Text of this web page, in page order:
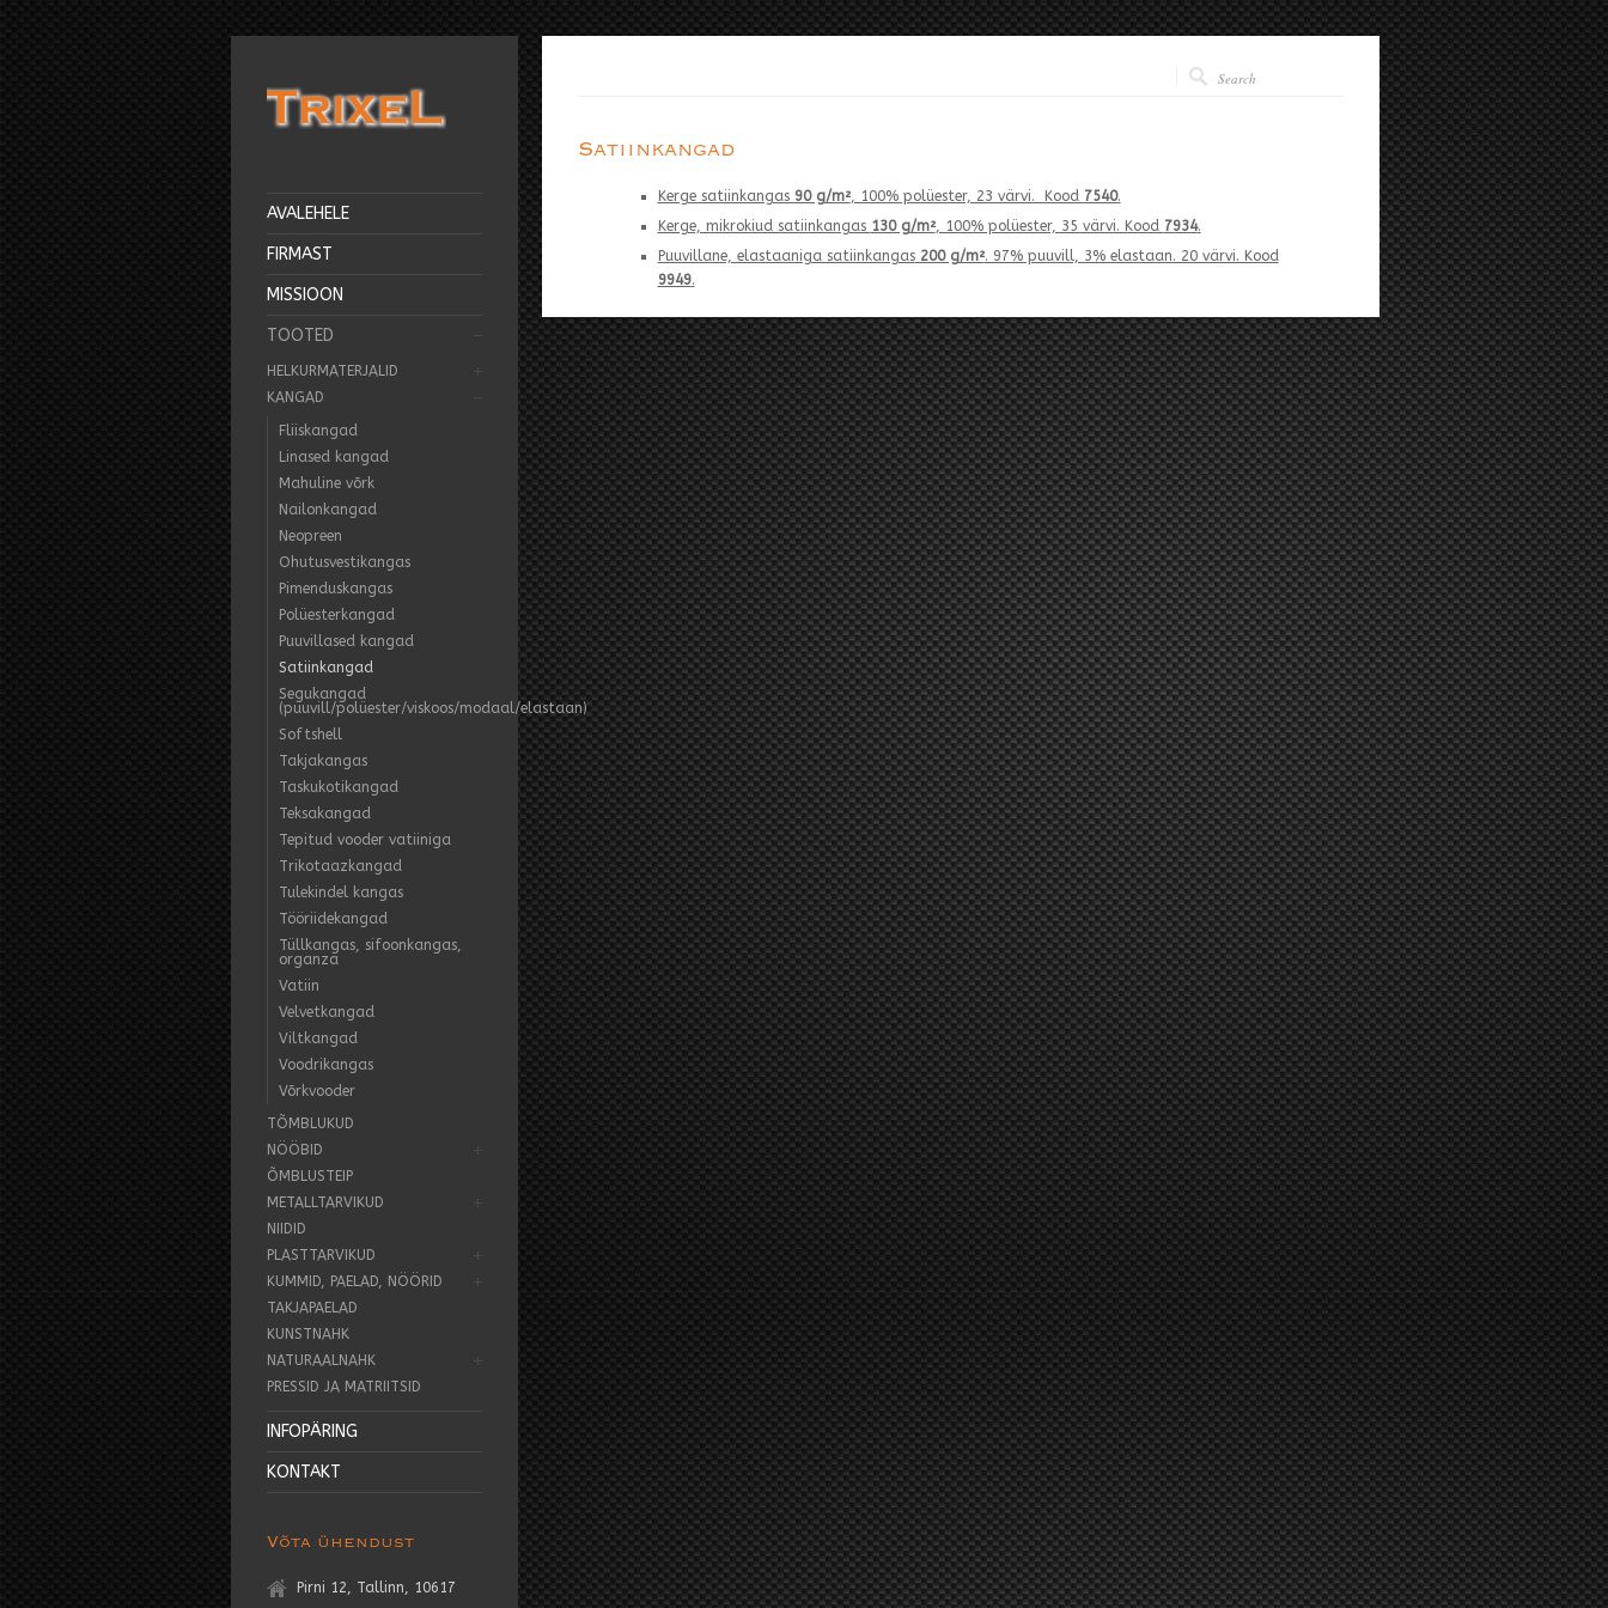
Satiinkangad
Kerge satiinkangas 90 g/m², 100% polüester, 23 värvi. Kood 7540.
Kerge, mikrokiud satiinkangas 130 g/m², 100% polüester, 35 värvi. Kood 7934.
Puuvillane, elastaaniga satiinkangas200 g/m². 97% puuvill, 3% elastaan. 20 värvi. Kood
9949.
AVALEHELE
FIRMAST
MISSIOON
TOOTED
HELKURMATERJALID
KANGAD
Fliiskangad
Linased kangad
Mahuline võrk
Nailonkangad
Neopreen
Ohutusvestikangas
Pimenduskangas
Polüesterkangad
Puuvillased kangad
Satiinkangad
Segukangad
(puuvill/polüester/viskoos/modaal/elastaan)
Softshell
Takjakangas
Taskukotikangad
Teksakangad
Tepitud vooder vatiiniga
Trikotaazkangad
Tulekindel kangas
Tööriidekangad
Tüllkangas, sifoonkangas,
organza
Vatiin
Velvetkangad
Viltkangad
Voodrikangas
Võrkvooder
TÕMBLUKUD
NÖÖBID
ÕMBLUSTEIP
METALLTARVIKUD
NIIDID
PLASTTARVIKUD
KUMMID, PAELAD, NÖÖRID
TAKJAPAELAD
KUNSTNAHK
NATURAALNAHK
PRESSID JA MATRIITSID
INFOPÄRING
KONTAKT
Võta ühendust
Pirni 12, Tallinn, 10617